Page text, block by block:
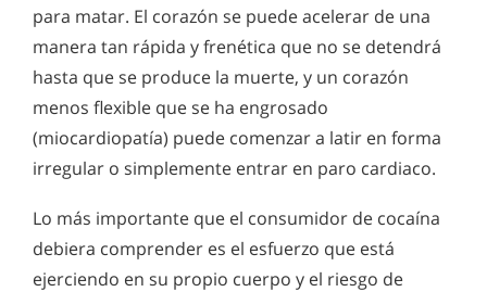
para matar. El corazón se puede acelerar de una
manera tan rápida y frenética que no se detendrá
hasta que se produce la muerte, y un corazón
menos flexible que se ha engrosado
(miocardiopatía) puede comenzar a latir en forma
irregular o simplemente entrar en paro cardiaco.
Lo más importante que el consumidor de cocaína
debiera comprender es el esfuerzo que está
ejerciendo en su propio cuerpo y el riesgo de